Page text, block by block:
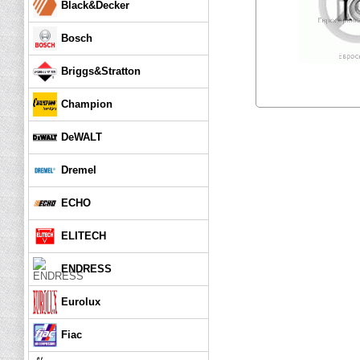
Black&Decker
Bosch
Briggs&Stratton
Champion
DeWALT
Dremel
ECHO
ELITECH
ENDRESS
Eurolux
Fiac